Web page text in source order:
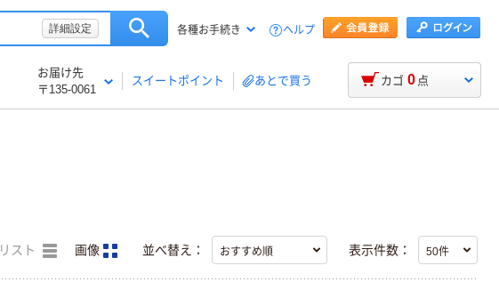
詳細設定 各種お手続き ヘルプ
お届け先
〒135-0061
スイートポイント あとで買う カゴ 0 点
リスト 画像 並べ替え： 表示件数：